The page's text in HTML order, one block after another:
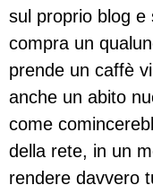
sul proprio blog e
compra un
prende un caffè
anche un abito
come
della rete, in un
rendere davvero